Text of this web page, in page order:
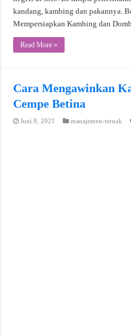
kandang, kambing dan pakannya.
Mempersiapkan Kambing dan
Read More »
Cara Mengawinkan
Cempe Betina
Juni 8, 2021 manajemen-ternak